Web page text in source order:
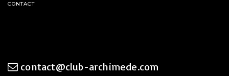
CONTACT
contact@club-archimede.com